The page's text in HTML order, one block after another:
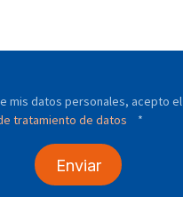
mis datos personales, acepto el
tratamiento de datos *
Enviar